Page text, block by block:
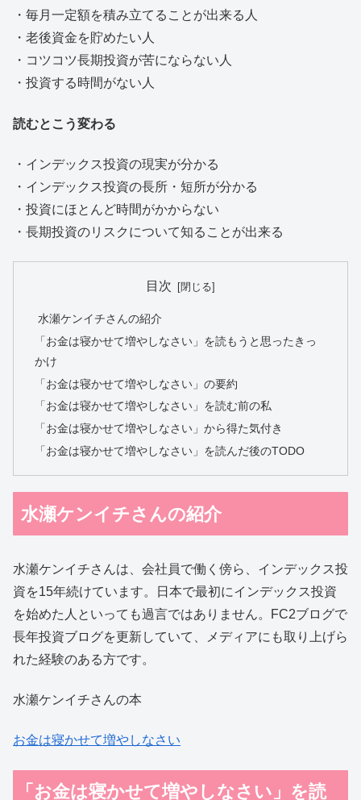
・毎月一定額を積み立てることが出来る人
・老後資金を貯めたい人
・コツコツ長期投資が苦にならない人
・投資する時間がない人
読むとこう変わる
・インデックス投資の現実が分かる
・インデックス投資の長所・短所が分かる
・投資にほとんど時間がかからない
・長期投資のリスクについて知ることが出来る
目次
水瀬ケンイチさんの紹介
「お金は寝かせて増やしなさい」を読もうと思ったきっ
かけ
「お金は寝かせて増やしなさい」の要約
「お金は寝かせて増やしなさい」を読む前の私
「お金は寝かせて増やしなさい」から得た気付き
「お金は寝かせて増やしなさい」を読んだ後のTODO
水瀬ケンイチさんの紹介
水瀬ケンイチさんは、会社員で働く傍ら、インデックス投
資を15年続けています。日本で最初にインデックス投資
を始めた人といっても過言ではありません。FC2ブログで
長年投資ブログを更新していて、メディアにも取り上げら
れた経験のある方です。
水瀬ケンイチさんの本
お金は寝かせて増やしなさい
「お金は寝かせて増やしなさい」を読